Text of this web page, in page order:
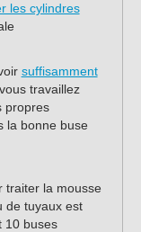
les cylindres
suffisamment
travaillez
propres
la bonne buse
la mousse
de tuyaux est
10 buses